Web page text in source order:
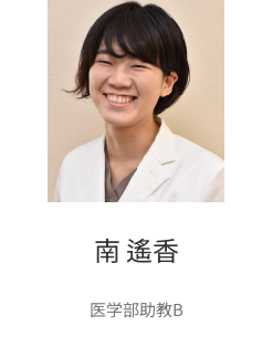
南 遙香
医学部助教B